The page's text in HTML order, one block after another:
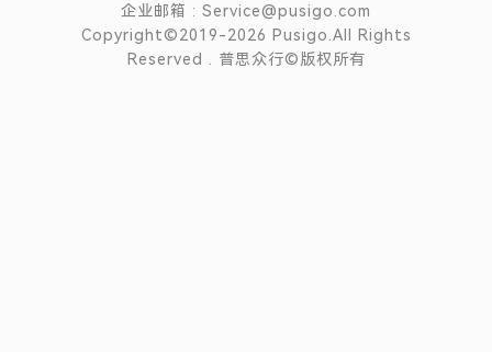
企业邮箱 : Service@pusigo.com
Copyright©2019-2026 Pusigo.All Rights
Reserved . 普思众行©版权所有